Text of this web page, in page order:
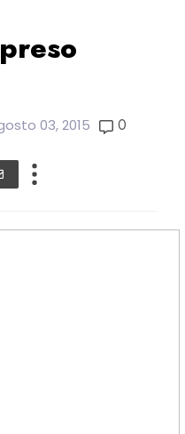
03, 2015 0